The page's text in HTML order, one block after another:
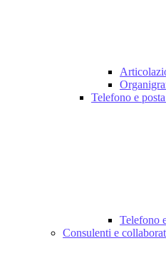
Telefono e
Telefono
Consulenti e